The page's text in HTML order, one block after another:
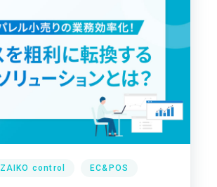
ZAIKO control EC&POS